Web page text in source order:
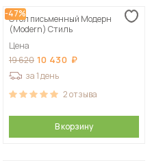
-47%
Стол письменный Модерн
(Modern) Стиль
Цена
19 620 10 430
за 1 день
2отзыва
В корзину